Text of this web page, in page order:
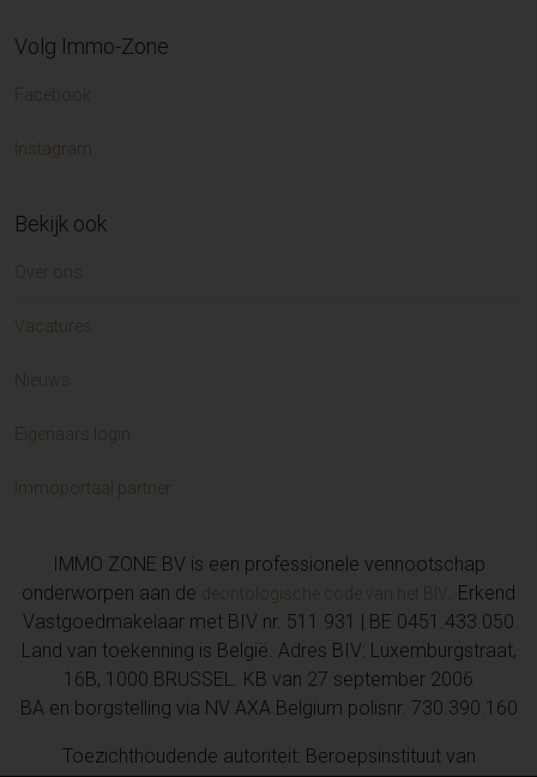
Volg Immo-Zone
Facebook
Instagram
Bekijk ook
Over ons
Vacatures
Nieuws
Eigenaars login
Immoportaal partner
IMMO ZONE BV is een professionele vennootschap
onderworpen aan de deontologische code van het BIV. Erkend
Vastgoedmakelaar met BIV nr. 511 931 | BE 0451.433.050
Land van toekenning is België. Adres BIV: Luxemburgstraat,
16B, 1000 BRUSSEL. KB van 27 september 2006
BA en borgstelling via NV AXA Belgium polisnr. 730.390.160
Toezichthoudende autoriteit: Beroepsinstituut van